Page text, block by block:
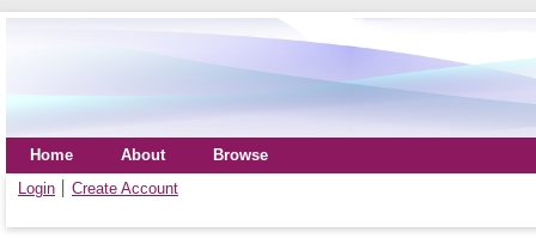
Home About
Browse
Login
Create Account